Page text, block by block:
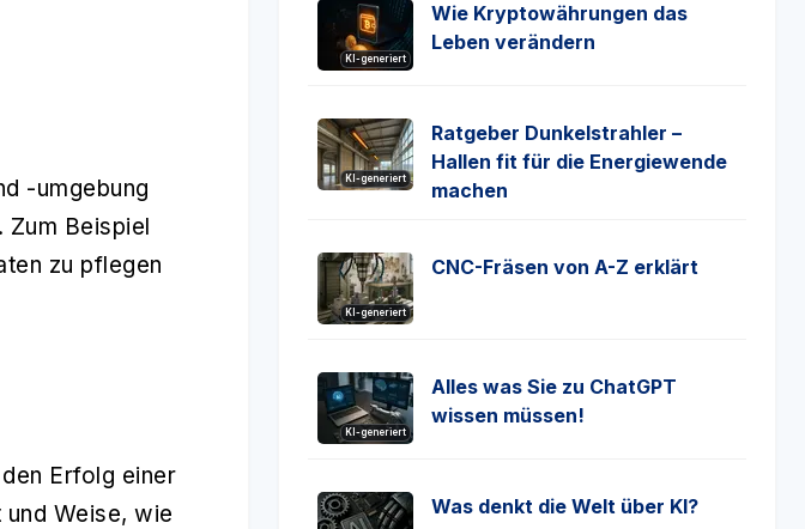
-umgebung
Beispiel
zu pflegen
Erfolg einer
Weise, wie
KI-generiert
Wie Kryptowährungen das
Leben verändern
KI-generiert
Ratgeber Dunkelstrahler –
Hallen fit für die Energiewende
machen
KI-generiert
CNC-Fräsen von A-Z erklärt
KI-generiert
Alles was Sie zu ChatGPT
wissen müssen!
Was denkt die Welt über KI?